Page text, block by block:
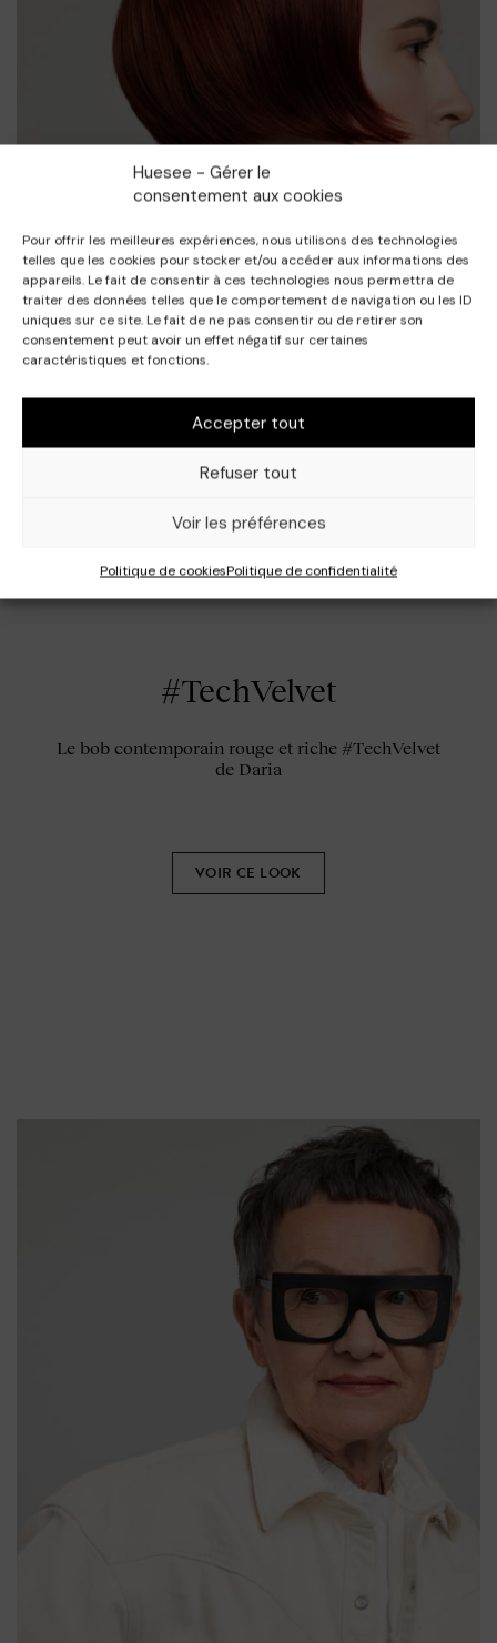
Huesee - Gérer le
consentement aux cookies
Pour offrir les meilleures expériences, nous utilisons des technologies
telles que les cookies pour stocker et/ou accéder aux informations des
appareils. Le fait de consentir à ces technologies nous permettra de
traiter des données telles que le comportement de navigation ou les ID
uniques sur ce site. Le fait de ne pas consentir ou de retirer son
consentement peut avoir un effet négatif sur certaines
caractéristiques et fonctions.
Accepter tout
Refuser tout
Voir les préférences
Politique de cookiesPolitique de confidentialité
#TechVelvet
Le bob contemporain rouge et riche #TechVelvet
de Daria
VOIR CE LOOK